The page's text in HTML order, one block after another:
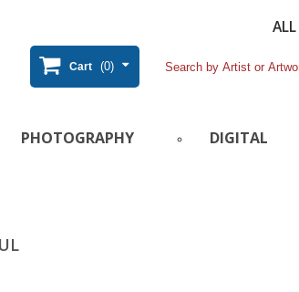
Cart (0)
PHOTOGRAPHY DIGITAL